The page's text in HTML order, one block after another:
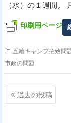
（水）の１週間。
印刷用ページ
五輪キャンプ招致問
市政の問題
投
稿
過去の投稿